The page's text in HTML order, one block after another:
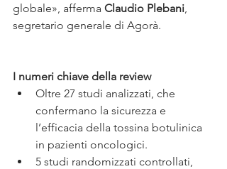
globale», afferma Claudio Plebani,
segretario generale di Agorà.
I numeri chiave della review
Oltre 27 studi analizzati, che
confermano la sicurezza e
l’efficacia della tossina botulinica
in pazienti oncologici.
5 studi randomizzati controllati,